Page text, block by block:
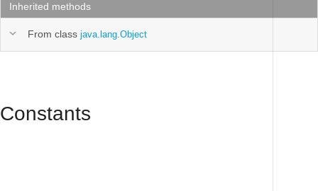
Inherited methods
From class java.lang.Object
Constants